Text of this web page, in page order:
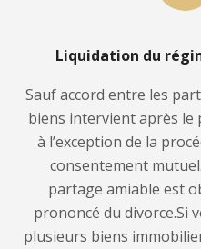
Liquidation du
Sauf accord entre les
biens intervient après le
à l’exception de la
consentement
partage amiable est
prononcé du divorce.Si
plusieurs biens